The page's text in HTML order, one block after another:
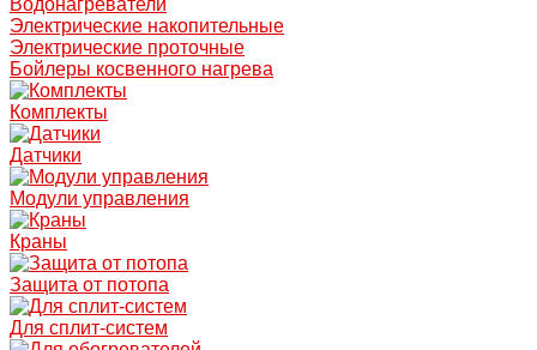
Водонагреватели
Электрические накопительные
Электрические проточные
Бойлеры косвенного нагрева
Комплекты
Датчики
Модули управления
Краны
Защита от потопа
Для сплит-систем